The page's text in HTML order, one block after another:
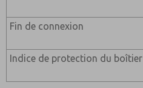
Fin de connexion
Indice de protection du boîtier